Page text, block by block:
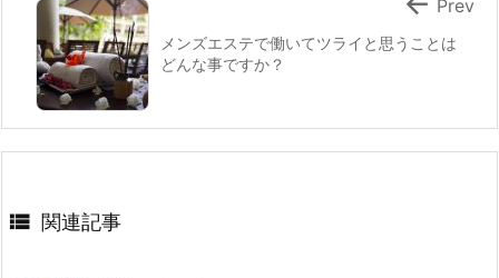
メンズエステで働いてツライと思うことは
どんな事ですか？
Prev
 関連記事